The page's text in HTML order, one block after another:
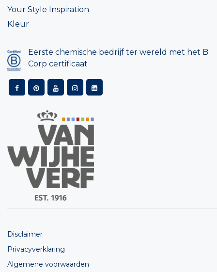
Your Style Inspiration
Kleur
Eerste chemische bedrijf ter wereld met het B
Corp certificaat
Disclaimer
Privacyverklaring
Algemene voorwaarden